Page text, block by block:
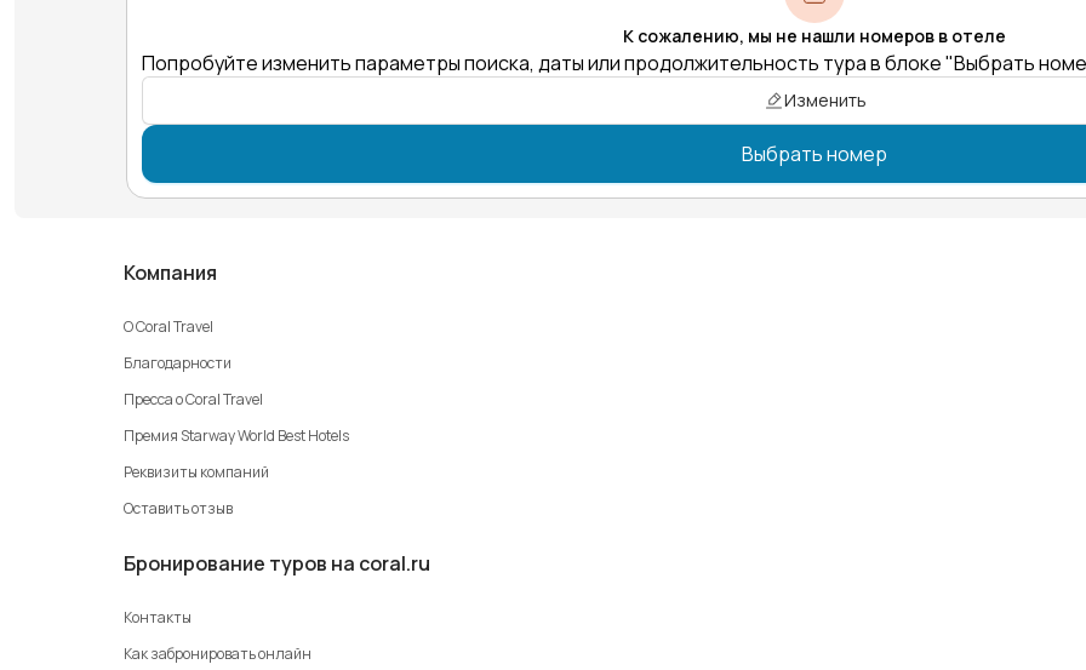
К сожалению, мы не нашли номеров в отеле
Попробуйте изменить параметры поиска, даты или продолжительность тура в блоке "Выбрать
Изменить
Выбрать номер
Компания
О Coral Travel
Благодарности
Пресса о Coral Travel
Премия Starway World Best Hotels
Реквизиты компаний
Оставить отзыв
Бронирование туров на coral.ru
Контакты
Как забронировать онлайн